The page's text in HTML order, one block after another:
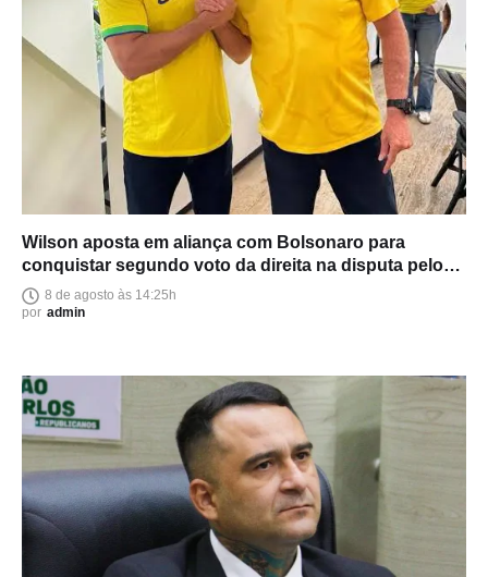
Wilson aposta em aliança com Bolsonaro para
conquistar segundo voto da direita na disputa pelo
Senado
8 de agosto às 14:25h
por admin